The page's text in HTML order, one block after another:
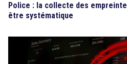
Police : la collecte des
être systématique